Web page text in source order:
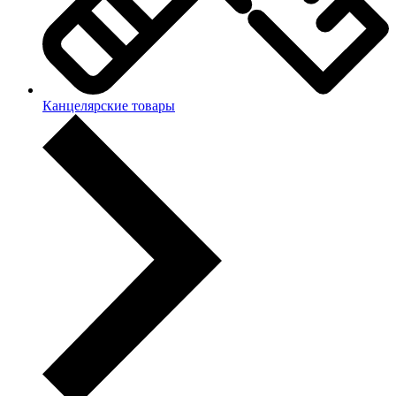
Канцелярские товары